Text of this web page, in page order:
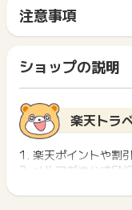
ます。
・国内宿泊予約
・ANA楽パック（
・JAL楽パック（JAL
・海外 ホテル
・海外航空券予約
・海外楽パック（海
・英語サイト（日本国
・高速バス予約
・レンタカー予約
サイトに移動してか
間に、同じブラウザ
ト獲得ができません。
「 サイトへ行って
ス・お買い物利用時
イント獲得ができま
2回以上同じお買い物
ポイントタウンに戻
タンを押してからご
下記の事項に該当す
注意事項
一部のサービスにつ
は切り捨てとなります
ポイント獲得が1ポイ
ント履歴には記載さ
原則として広告主側
につきましては、ポ
まれません。
広告主が運営してい
商品の交換や一部で
になる可能性もござ
ショップの説明
楽天トラ
1. 楽天ポイントや割
2. メルマガや公式
3. ホテルや航空券、